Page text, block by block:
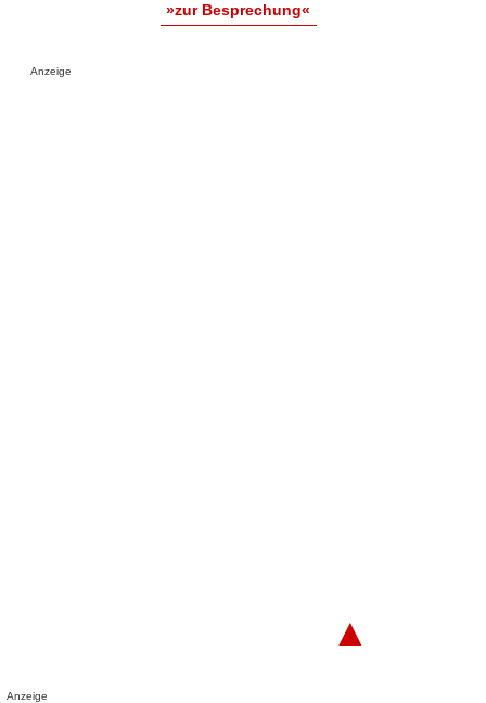
»zur Besprechung«
Anzeige
▲
Anzeige